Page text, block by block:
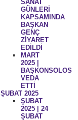
SANAT
GÜNLERİ
KAPSAMINDA
BAŞKAN
GENÇ
ZİYARET
EDİLDİ
MART
2025 |
BAŞKONSOLOS
VEDA
ETTİ
ŞUBAT 2025
ŞUBAT
2025 | 24
ŞUBAT